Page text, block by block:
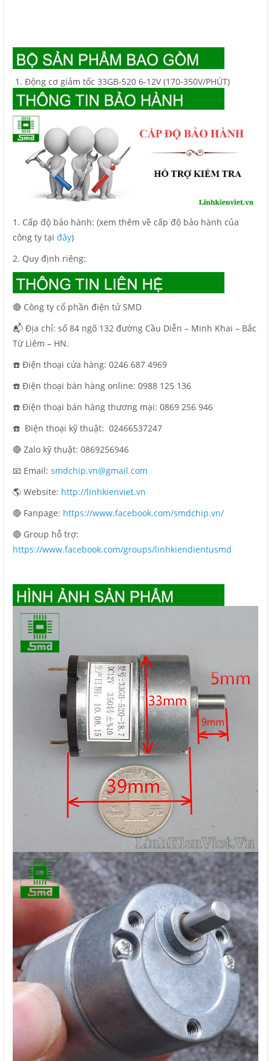
Động cơ giảm tốc 33GB-520 6-12V (170-350V/PHÚT)
1. Cấp độ bảo hành: (xem thêm về cấp độ bảo hành của
công ty tại đây)
2. Quy định riêng:
🔴 Công ty cổ phần điện tử SMD
📬 Địa chỉ: số 84 ngõ 132 đường Cầu Diễn – Minh Khai – Bắc
Từ Liêm – HN.
☎️ Điện thoại cửa hàng: 0246 687 4969
☎️ Điện thoại bán hàng online: 0988 125 136
☎️ Điện thoại bán hàng thương mại: 0869 256 946
☎️ Điện thoại kỹ thuật: 02466537247
🔴 Zalo kỹ thuật: 0869256946
📧 Email: smdchip.vn@gmail.com
🌎 Website: http://linhkienviet.vn
🔴 Fanpage: https://www.facebook.com/smdchip.vn/
🔴 Group hỗ trợ:
https://www.facebook.com/groups/linhkiendientusmd